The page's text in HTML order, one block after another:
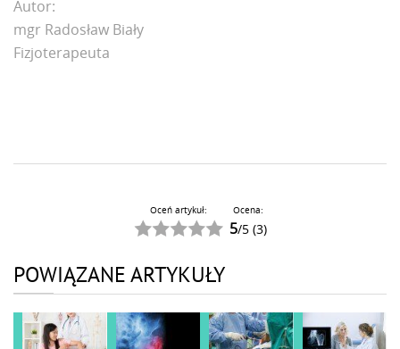
Autor:
mgr Radosław Biały
Fizjoterapeuta
Oceń artykuł: Ocena:
5/5(3)
POWIĄZANE ARTYKUŁY